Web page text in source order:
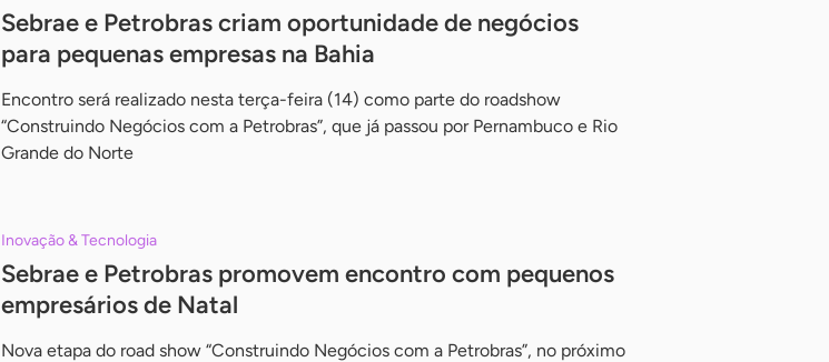
Sebrae e Petrobras criam oportunidade de negócios
para pequenas empresas na Bahia
Encontro será realizado nesta terça-feira (14) como parte do roadshow
“Construindo Negócios com a Petrobras”, que já passou por Pernambuco e Rio
Grande do Norte
Inovação & Tecnologia
Sebrae e Petrobras promovem encontro com pequenos
empresários de Natal
Nova etapa do road show “Construindo Negócios com a Petrobras”, no próximo